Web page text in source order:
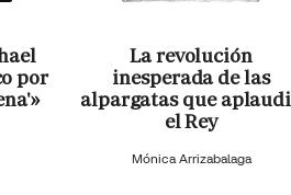
por
La revolución
inesperada de las
alpargatas que
el Rey
Mónica Arrizabalaga